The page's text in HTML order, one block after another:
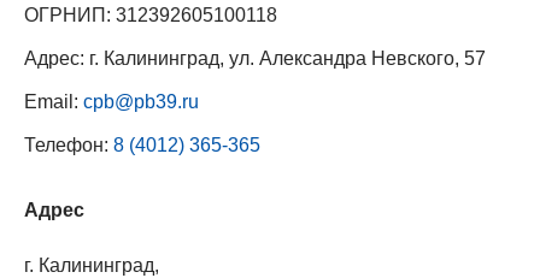
ОГРНИП: 312392605100118
Адрес: г. Калининград, ул. Александра Невского, 57
Email: cpb@pb39.ru
Телефон: 8 (4012) 365-365
Адрес
г. Калининград,